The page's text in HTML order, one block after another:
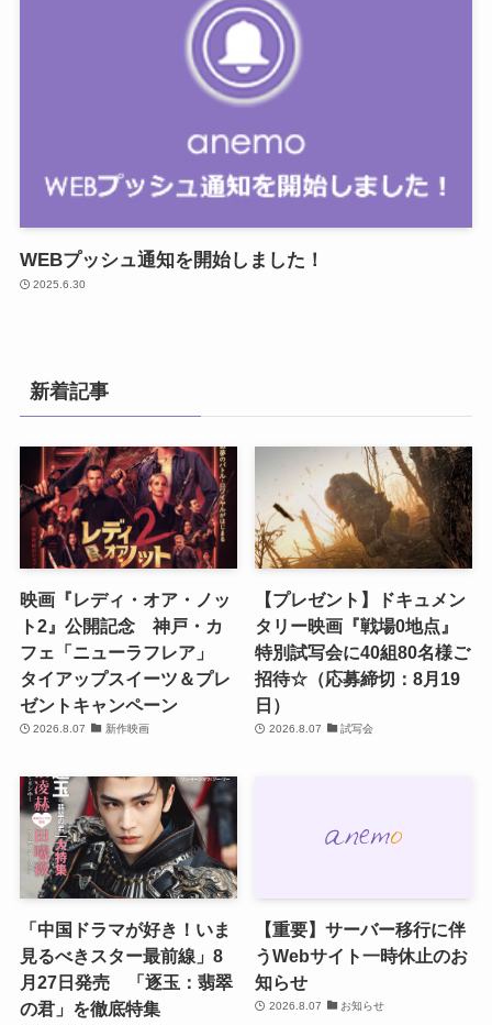
WEBプッシュ通知を開始しました！
2025.6.30
新着記事
映画『レディ・オア・ノッ
ト2』公開記念 神戸・カ
フェ「ニューラフレア」
タイアップスイーツ＆プレ
ゼントキャンペーン
2026.8.07 新作映画
【プレゼント】ドキュメン
タリー映画『戦場0地点』
特別試写会に40組80名様ご
招待☆（応募締切：8月19
日）
2026.8.07 試写会
「中国ドラマが好き！いま
見るべきスター最前線」8
月27日発売 「逐玉：翡翠
の君」を徹底特集
【重要】サーバー移行に伴
うWebサイト一時休止のお
知らせ
2026.8.07 お知らせ